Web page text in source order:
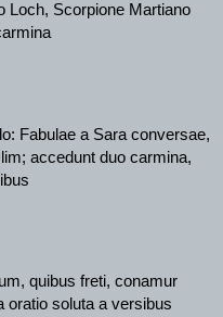
Loch, Scorpione Martiano
Fabulae a Sara conversae,
accedunt duo carmina,
quibus freti, conamur
oratio soluta a versibus